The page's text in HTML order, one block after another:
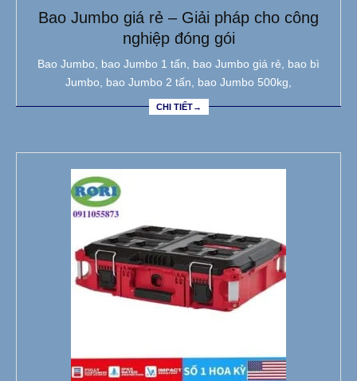
Bao Jumbo giá rẻ – Giải pháp cho công
nghiệp đóng gói
Bao Jumbo, bao Jumbo 1 tấn, bao Jumbo giá rẻ, bao bì
Jumbo, bao Jumbo 2 tấn, bao Jumbo 500kg,
CHI TIẾT→